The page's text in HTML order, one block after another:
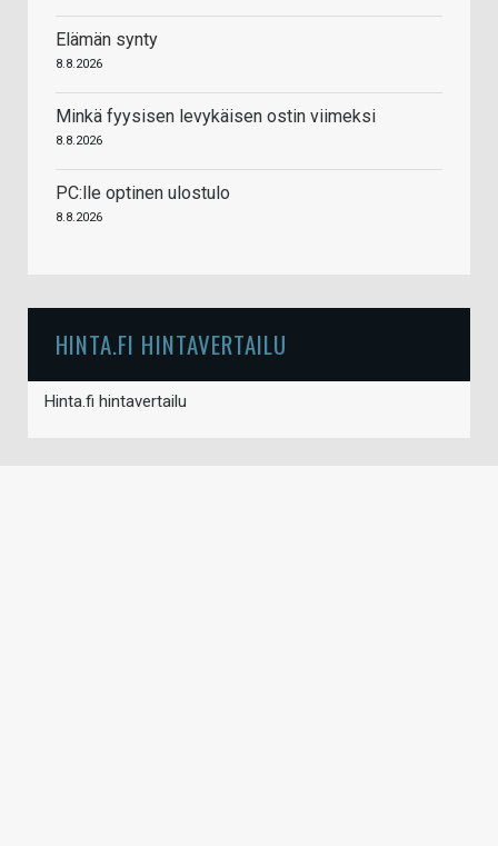
Elämän synty
8.8.2026
Minkä fyysisen levykäisen ostin viimeksi
8.8.2026
PC:lle optinen ulostulo
8.8.2026
HINTA.FI HINTAVERTAILU
Hinta.fi hintavertailu